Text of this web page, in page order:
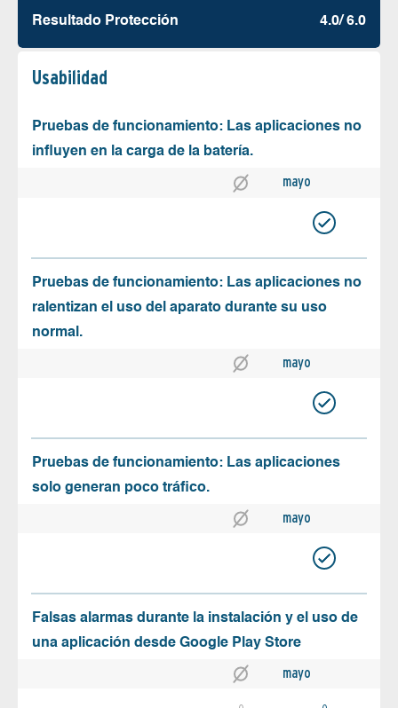
Resultado Protección 4.0/ 6.0
Usabilidad
Pruebas de funcionamiento: Las aplicaciones no
influyen en la carga de la batería.
mayo
Pruebas de funcionamiento: Las aplicaciones no
ralentizan el uso del aparato durante su uso
normal.
mayo
Pruebas de funcionamiento: Las aplicaciones
solo generan poco tráfico.
mayo
Falsas alarmas durante la instalación y el uso de
una aplicación desde Google Play Store
mayo